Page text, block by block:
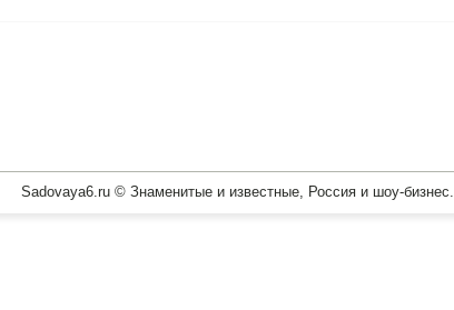
Sadovaya6.ru © Знаменитые и известные, Россия и шоу-бизнес.